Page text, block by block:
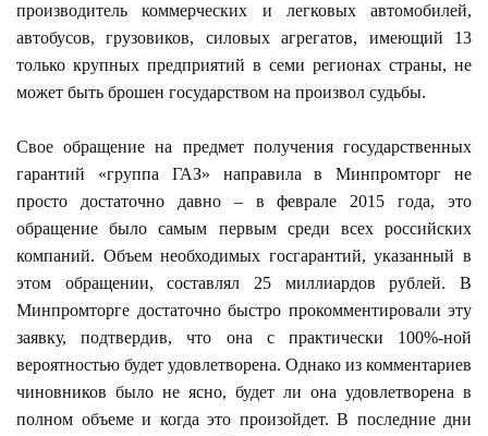
производитель коммерческих и легковых автомобилей,
автобусов, грузовиков, силовых агрегатов, имеющий 13
только крупных предприятий в семи регионах страны, не
может быть брошен государством на произвол судьбы.
Свое обращение на предмет получения государственных
гарантий «группа ГАЗ» направила в Минпромторг не
просто достаточно давно – в феврале 2015 года, это
обращение было самым первым среди всех российских
компаний. Объем необходимых госгарантий, указанный в
этом обращении, составлял 25 миллиардов рублей. В
Минпромторге достаточно быстро прокомментировали эту
заявку, подтвердив, что она с практически 100%-ной
вероятностью будет удовлетворена. Однако из комментариев
чиновников было не ясно, будет ли она удовлетворена в
полном объеме и когда это произойдет. В последние дни